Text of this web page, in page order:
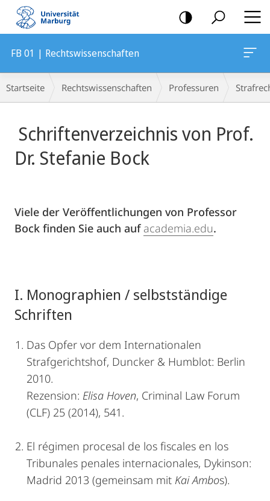
Mobile-
Navigation
FB 01 | Rechtswissenschaften
Breadcrumb-
Navigation
Startseite Rechtswissenschaften Professuren
Schriftenverzeichnis von Prof.
Dr. Stefanie Bock
Viele der Veröffentlichungen von Professor
Bock finden Sie auch auf academia.edu.
I. Monographien / selbstständige
Schriften
Das Opfer vor dem Internationalen
Strafgerichtshof, Duncker & Humblot: Berlin
2010.
Rezension: Elisa Hoven, Criminal Law Forum
(CLF) 25 (2014), 541.
El régimen procesal de los fiscales en los
Tribunales penales internacionales, Dykinson:
Madrid 2013 (gemeinsam mit Kai Ambos).